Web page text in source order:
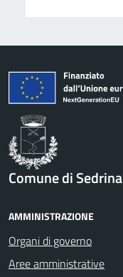
Comune di Sedrina
AMMINISTRAZIONE
Organi di governo
Aree amministrative